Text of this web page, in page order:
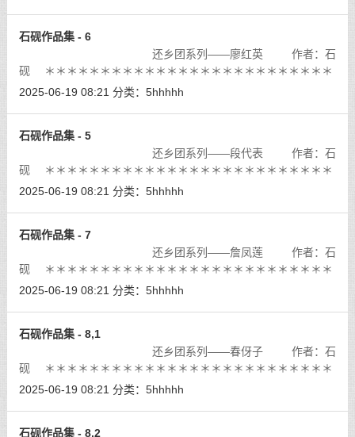
石砚作品集 - 6
还乡团系列——廖红英 作者：石
砚 ＊＊＊＊＊＊＊＊＊＊＊＊＊＊＊＊＊＊＊＊＊＊＊＊＊＊
＊＊＊＊＊＊＊＊＊[详细]
2025-06-19 08:21 分类： 5hhhhh
石砚作品集 - 5
还乡团系列——段代表 作者：石
砚 ＊＊＊＊＊＊＊＊＊＊＊＊＊＊＊＊＊＊＊＊＊＊＊＊＊＊
＊＊＊＊＊＊＊＊＊[详细]
2025-06-19 08:21 分类： 5hhhhh
石砚作品集 - 7
还乡团系列——詹凤莲 作者：石
砚 ＊＊＊＊＊＊＊＊＊＊＊＊＊＊＊＊＊＊＊＊＊＊＊＊＊＊
＊＊＊＊＊＊＊＊＊[详细]
2025-06-19 08:21 分类： 5hhhhh
石砚作品集 - 8,1
还乡团系列——春伢子 作者：石
砚 ＊＊＊＊＊＊＊＊＊＊＊＊＊＊＊＊＊＊＊＊＊＊＊＊＊＊
＊＊＊＊＊＊＊＊＊[详细]
2025-06-19 08:21 分类： 5hhhhh
石砚作品集 - 8,2